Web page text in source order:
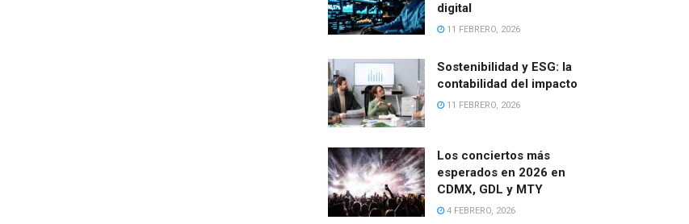
digital
11 FEBRERO, 2026
Sostenibilidad y ESG: la
contabilidad del impacto
11 FEBRERO, 2026
Los conciertos más
esperados en 2026 en
CDMX, GDL y MTY
4 FEBRERO, 2026